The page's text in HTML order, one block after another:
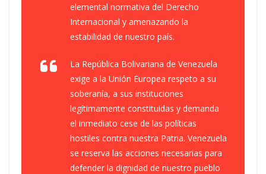
elemental normativa del Derecho
Internacional y amenazando la
estabilidad de nuestro país.
La República Bolivariana de Venezuela
exige a la Unión Europea respeto a su
soberanía, a sus instituciones
legítimamente constituidas y demanda
el inmediato cese de las políticas
hostiles contra nuestra Patria. Venezuela
se reserva las acciones necesarias para
defender la dignidad de nuestro pueblo